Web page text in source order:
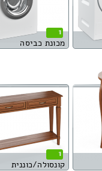
1
מכונת כביסה
1
קונסולה/כוננית